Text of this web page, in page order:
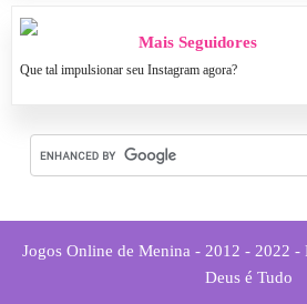
Mais Seguidores
Que tal impulsionar seu Instagram agora?
Jogos Online de Menina - 2012 - 2022
Deus é Tudo